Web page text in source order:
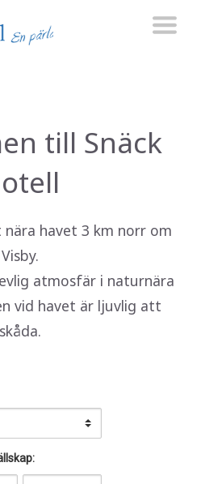
till Snäck
nära havet 3 km norr om
Visby.
atmosfär i naturnära
vid havet är ljuvlig att
skåda.